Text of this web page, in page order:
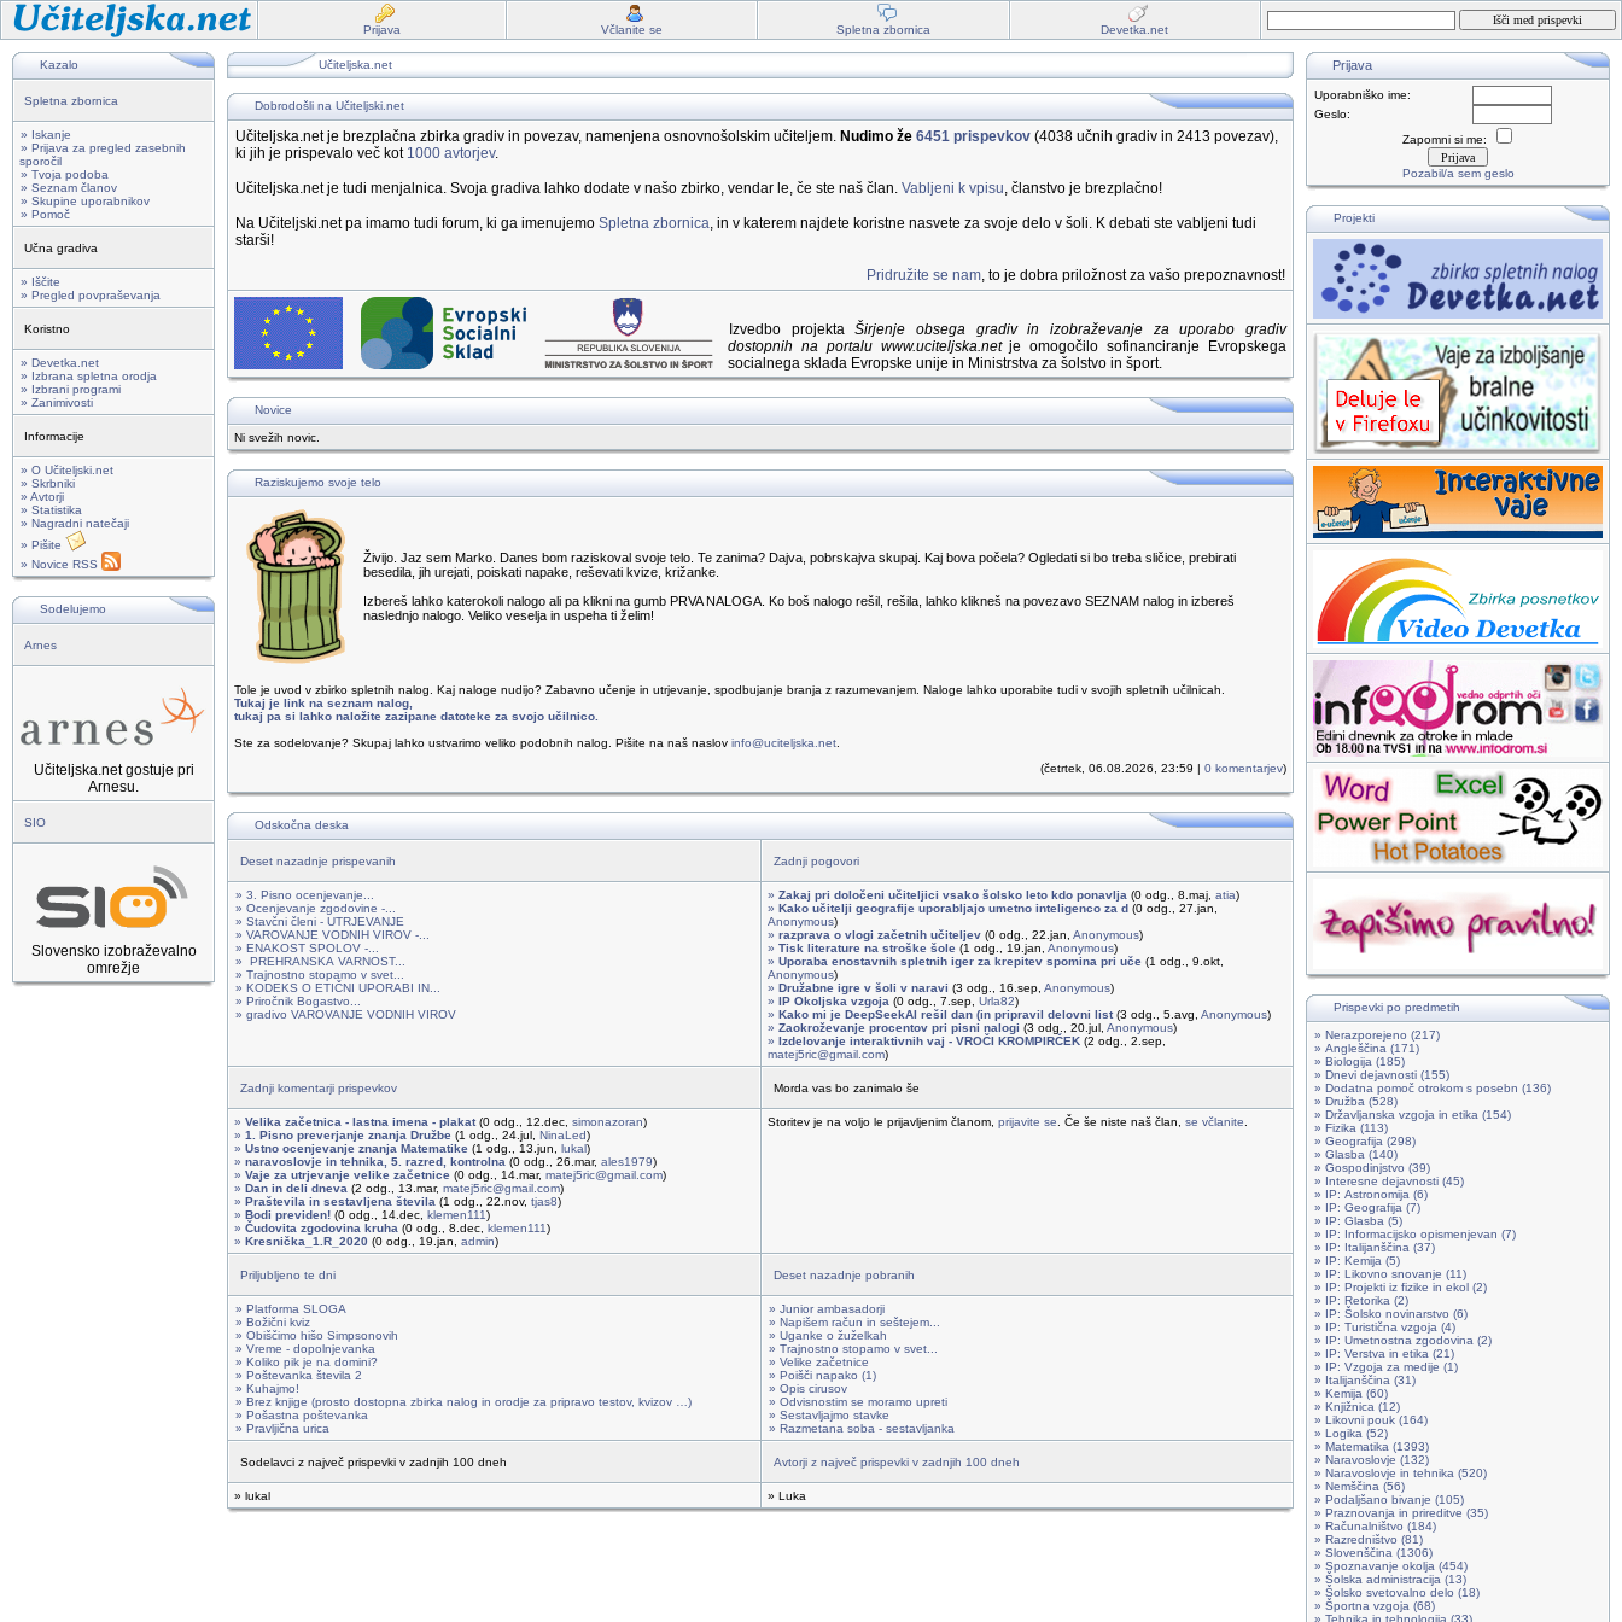
Prijava Včlanite se Spletna zbornica Devetka.net
Kazalo
Spletna zbornica
» Iskanje
» Prijava za pregled zasebnih
sporočil
» Tvoja podoba
» Seznam članov
» Skupine uporabnikov
» Pomoč
Učna gradiva
» Iščite
» Pregled povpraševanja
Koristno
» Devetka.net
» Izbrana spletna orodja
» Izbrani programi
» Zanimivosti
Informacije
» O Učiteljski.net
» Skrbniki
» Avtorji
» Statistika
» Nagradni natečaji
» Pišite
» Novice RSS
Sodelujemo
Arnes
Učiteljska.net gostuje pri
Arnesu.
SIO
Slovensko izobraževalno
omrežje
Učiteljska.net
Dobrodošli na Učiteljski.net
Učiteljska.net je brezplačna zbirka gradiv in povezav, namenjena osnovnošolskim učiteljem. Nudimo že 6451 prispevkov (4038 učnih gradiv in 2413 povezav),
ki jih je prispevalo več kot 1000 avtorjev.
Učiteljska.net je tudi menjalnica. Svoja gradiva lahko dodate v našo zbirko, vendar le, če ste naš član. Vabljeni k vpisu, članstvo je brezplačno!
Na Učiteljski.net pa imamo tudi forum, ki ga imenujemo Spletna zbornica, in v katerem najdete koristne nasvete za svoje delo v šoli. K debati ste vabljeni tudi
starši!
Pridružite se nam, to je dobra priložnost za vašo prepoznavnost!
Izvedbo projektaŠirjenje obsega gradiv in izobraževanje za uporabo gradiv
dostopnih na portalu www.uciteljska.netje omogočilo sofinanciranje Evropskega
socialnega sklada Evropske unije in Ministrstva za šolstvo in šport.
Novice
Ni svežih novic.
Raziskujemo svoje telo
Živijo. Jaz sem Marko. Danes bom raziskoval svoje telo. Te zanima? Dajva, pobrskajva skupaj. Kaj bova počela? Ogledati si bo treba sličice, prebirati
besedila, jih urejati, poiskati napake, reševati kvize, križanke.
Izbereš lahko katerokoli nalogo ali pa klikni na gumb PRVA NALOGA. Ko boš nalogo rešil, rešila, lahko klikneš na povezavo SEZNAM nalog in izbereš
naslednjo nalogo. Veliko veselja in uspeha ti želim!
Tole je uvod v zbirko spletnih nalog. Kaj naloge nudijo? Zabavno učenje in utrjevanje, spodbujanje branja z razumevanjem. Naloge lahko uporabite tudi v svojih spletnih učilnicah.
Tukaj je link na seznam nalog,
tukaj pa si lahko naložite zazipane datoteke za svojo učilnico.
Ste za sodelovanje? Skupaj lahko ustvarimo veliko podobnih nalog. Pišite na naš naslov info@uciteljska.net
(četrtek, 06.08.2026, 23:59 | 0 komentarjev)
Odskočna deska
Deset nazadnje prispevanih Zadnji pogovori
» 3. Pisno ocenjevanje...
» Ocenjevanje zgodovine -...
» Stavčni členi - UTRJEVANJE
» VAROVANJE VODNIH VIROV -...
» ENAKOST SPOLOV -...
» PREHRANSKA VARNOST...
» Trajnostno stopamo v svet...
» KODEKS O ETIČNI UPORABI IN...
» Priročnik Bogastvo...
» gradivo VAROVANJE VODNIH VIROV
» Zakaj pri določeni učiteljici vsako šolsko leto kdo ponavlja (0 odg., 8.maj, atia)
» Kako učitelji geografije uporabljajo umetno inteligenco za d (0 odg., 27.jan,
Anonymous)
» razprava o vlogi začetnih učiteljev (0 odg., 22.jan, Anonymous)
» Tisk literature na stroške šole (1 odg., 19.jan, Anonymous)
» Uporaba enostavnih spletnih iger za krepitev spomina pri uče (1 odg., 9.okt,
Anonymous)
» Družabne igre v šoli v naravi (3 odg., 16.sep, Anonymous)
» IP Okoljska vzgoja (0 odg., 7.sep, Urla82)
» Kako mi je DeepSeekAI rešil dan (in pripravil delovni list(3 odg., 5.avg, Anonymous)
» Zaokroževanje procentov pri pisni nalogi (3 odg., 20.jul, Anonymous)
» Izdelovanje interaktivnih vaj - VROČI KROMPIRČEK (2 odg., 2.sep,
matej5ric@gmail.com)
Zadnji komentarji prispevkov Morda vas bo zanimalo še
» Velika začetnica - lastna imena - plakat(0 odg., 12.dec, simonazoran)
» 1. Pisno preverjanje znanja Družbe (1 odg., 24.jul, NinaLed)
» Ustno ocenjevanje znanja Matematike (1 odg., 13.jun, lukal)
» naravoslovje in tehnika, 5. razred, kontrolna (0 odg., 26.mar, ales1979)
» Vaje za utrjevanje velike začetnice (0 odg., 14.mar, matej5ric@gmail.com)
» Dan in deli dneva (2 odg., 13.mar, matej5ric@gmail.com)
» Praštevila in sestavljena števila (1 odg., 22.nov, tjas8)
» Bodi previden! (0 odg., 14.dec, klemen111)
» Čudovita zgodovina kruha (0 odg., 8.dec, klemen111)
» Kresnička_1.R_2020 (0 odg., 19.jan, admin)
Storitev je na voljo le prijavljenim članom, prijavite se . Če še niste naš član, se včlanite
Priljubljeno te dni Deset nazadnje pobranih
» Platforma SLOGA
» Božični kviz
» Obiščimo hišo Simpsonovih
» Vreme - dopolnjevanka
» Koliko pik je na domini?
» Poštevanka števila 2
» Kuhajmo!
» Brez knjige (prosto dostopna zbirka nalog in orodje za pripravo testov, kvizov …)
» Pošastna poštevanka
» Pravljična urica
» Junior ambasadorji
» Napišem račun in seštejem...
» Uganke o žuželkah
» Trajnostno stopamo v svet...
» Velike začetnice
» Poišči napako (1)
» Opis cirusov
» Odvisnostim se moramo upreti
» Sestavljajmo stavke
» Razmetana soba - sestavljanka
Sodelavci z največ prispevki v zadnjih 100 dneh Avtorji z največ prispevki v zadnjih 100 dneh
» lukal » Luka
Prijava
Uporabniško ime:
Geslo:
Zapomni si me:
Pozabil/a sem geslo
Projekti
Prispevki po predmetih
» Nerazporejeno (217)
» Angleščina (171)
» Biologija (185)
» Dnevi dejavnosti (155)
» Dodatna pomoč otrokom s posebn (136)
» Družba (528)
» Državljanska vzgoja in etika (154)
» Fizika (113)
» Geografija (298)
» Glasba (140)
» Gospodinjstvo (39)
» Interesne dejavnosti (45)
» IP: Astronomija (6)
» IP: Geografija (7)
» IP: Glasba (5)
» IP: Informacijsko opismenjevan (7)
» IP: Italijanščina (37)
» IP: Kemija (5)
» IP: Likovno snovanje (11)
» IP: Projekti iz fizike in ekol (2)
» IP: Retorika (2)
» IP: Šolsko novinarstvo (6)
» IP: Turistična vzgoja (4)
» IP: Umetnostna zgodovina (2)
» IP: Verstva in etika (21)
» IP: Vzgoja za medije (1)
» Italijanščina (31)
» Kemija (60)
» Knjižnica (12)
» Likovni pouk (164)
» Logika (52)
» Matematika (1393)
» Naravoslovje (132)
» Naravoslovje in tehnika (520)
» Nemščina (56)
» Podaljšano bivanje (105)
» Praznovanja in prireditve (35)
» Računalništvo (184)
» Razredništvo (81)
» Slovenščina (1306)
» Spoznavanje okolja (454)
» Šolska administracija (13)
» Šolsko svetovalno delo (18)
» Športna vzgoja (68)
» Tehnika in tehnologija (33)